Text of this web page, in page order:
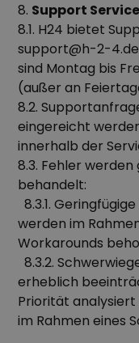
8. Support
8.1. H24 bietet
support@h-2-
sind Montag bis
(außer an
8.2.
eingereicht
innerhalb der
8.3. Fehler
behandelt:
8.3.1.
werden im
Workarounds
8.3.2.
erheblich
Priorität
im Rahmen eines